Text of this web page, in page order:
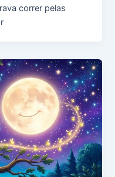
correr pelas